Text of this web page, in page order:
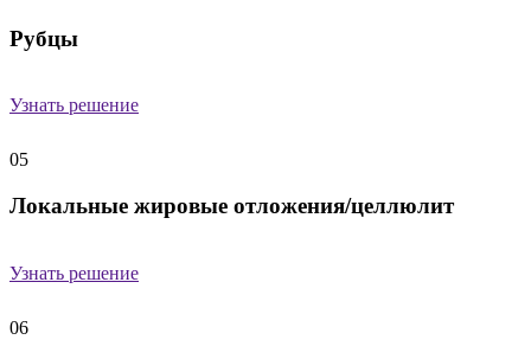
Рубцы
Узнать решение
05
Локальные жировые отложения/целлюлит
Узнать решение
06